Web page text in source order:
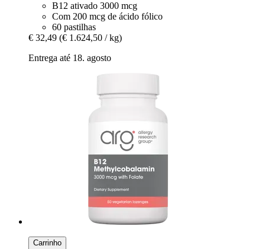
B12 ativado 3000 mcg
Com 200 mcg de ácido fólico
60 pastilhas
€ 32,49 (€ 1.624,50 / kg)
Entrega até 18. agosto
Carrinho